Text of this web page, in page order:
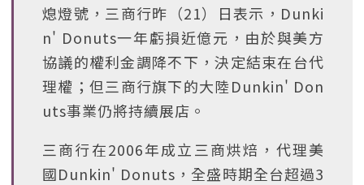
熄燈號，三商行昨（21）日表示，Dunki
n' Donuts一年虧損近億元，由於與美方
協議的權利金調降不下，決定結束在台代
理權；但三商行旗下的大陸Dunkin' Don
uts事業仍將持續展店。
三商行在2006年成立三商烘焙，代理美
國Dunkin' Donuts，全盛時期全台超過3